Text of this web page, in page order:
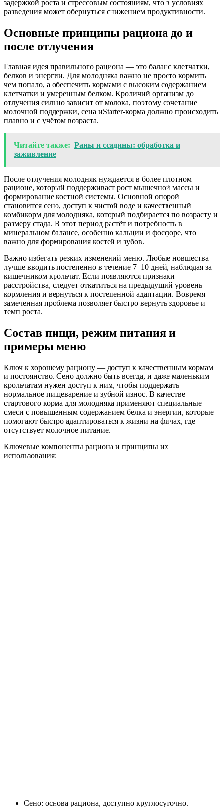
задержкой роста и стрессовым состояниям, что в условиях
разведения может обернуться снижением продуктивности.
Основные принципы рациона до и
после отлучения
Главная идея правильного рациона — это баланс клетчатки,
белков и энергии. Для молодняка важно не просто кормить
чем попало, а обеспечить кормами с высоким содержанием
клетчатки и умеренным белком. Кроличий организм до
отлучения сильно зависит от молока, поэтому сочетание
молочной поддержки, сена иStarter-корма должно происходить
плавно и с учётом возраста.
Читайте также: Раны и ссадины: обработка и
заживление
После отлучения молодняк нуждается в более плотном
рационе, который поддерживает рост мышечной массы и
формирование костной системы. Основной опорой
становится сено, доступ к чистой воде и качественный
комбикорм для молодняка, который подбирается по возрасту и
размеру стада. В этот период растёт и потребность в
минеральном балансе, особенно кальции и фосфоре, что
важно для формирования костей и зубов.
Важно избегать резких изменений меню. Любые новшества
лучше вводить постепенно в течение 7–10 дней, наблюдая за
кишечником крольчат. Если появляются признаки
расстройства, следует откатиться на предыдущий уровень
кормления и вернуться к постепенной адаптации. Вовремя
замеченная проблема позволяет быстро вернуть здоровье и
темп роста.
Состав пищи, режим питания и
примеры меню
Ключ к хорошему рациону — доступ к качественным кормам
и постоянство. Сено должно быть всегда, и даже маленьким
крольчатам нужен доступ к ним, чтобы поддержать
нормальное пищеварение и зубной износ. В качестве
стартового корма для молодняка применяют специальные
смеси с повышенным содержанием белка и энергии, которые
помогают быстро адаптироваться к жизни на фичах, где
отсутствует молочное питание.
Ключевые компоненты рациона и принципы их
использования:
Сено: основа рациона, доступно круглосуточно.